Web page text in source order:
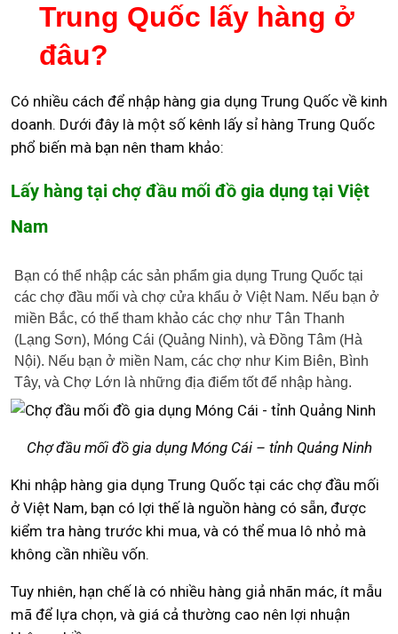
Trung Quốc lấy hàng ở
đâu?
Có nhiều cách để nhập hàng gia dụng Trung Quốc về kinh
doanh. Dưới đây là một số kênh lấy sỉ hàng Trung Quốc
phổ biến mà bạn nên tham khảo:
Lấy hàng tại chợ đầu mối đồ gia dụng tại Việt
Nam
Bạn có thể nhập các sản phẩm gia dụng Trung Quốc tại
các chợ đầu mối và chợ cửa khẩu ở Việt Nam. Nếu bạn ở
miền Bắc, có thể tham khảo các chợ như Tân Thanh
(Lạng Sơn), Móng Cái (Quảng Ninh), và Đồng Tâm (Hà
Nội). Nếu bạn ở miền Nam, các chợ như Kim Biên, Bình
Tây, và Chợ Lớn là những địa điểm tốt để nhập hàng.
Chợ đầu mối đồ gia dụng Móng Cái – tỉnh Quảng Ninh
Khi nhập hàng gia dụng Trung Quốc tại các chợ đầu mối
ở Việt Nam, bạn có lợi thế là nguồn hàng có sẵn, được
kiểm tra hàng trước khi mua, và có thể mua lô nhỏ mà
không cần nhiều vốn.
Tuy nhiên, hạn chế là có nhiều hàng giả nhãn mác, ít mẫu
mã để lựa chọn, và giá cả thường cao nên lợi nhuận